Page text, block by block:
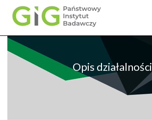
Przejdź
treści
Opis działalności